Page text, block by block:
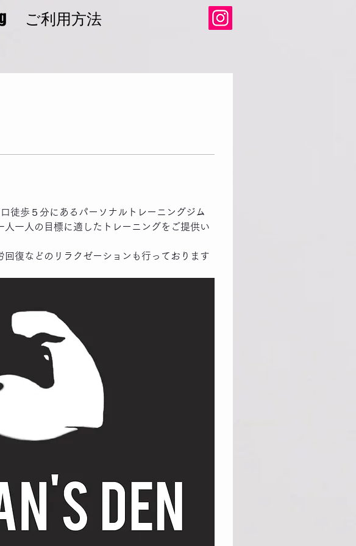
ご利用方法
徒歩５分にあるパーソナルトレーニングジム
人一人の目標に適したトレーニングをご提供い
回復などのリラクゼーションも行っております